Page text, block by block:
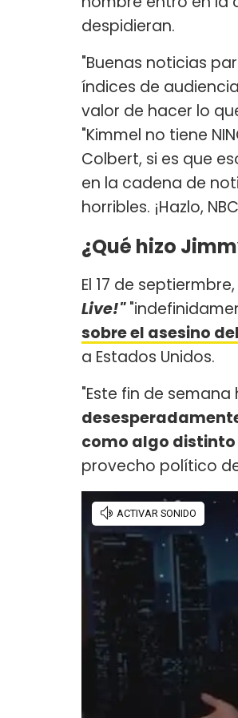
despidieran.
"Buenas noticias
índices de
valor de hacer lo
"Kimmel no tiene
Colbert, si es que
en la cadena de
horribles. ¡Hazlo,
¿Qué hizo
El 17 de septiermbre,
Live!"
sobre el asesino
a Estados Unidos.
"Este fin de
como algo distinto
provecho político